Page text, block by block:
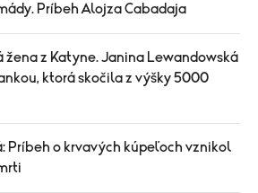
Príbeh Alojza Cabadaja
žena z Katyne. Janina Lewandowská
ktorá skočila z výšky 5000
Príbeh o krvavých kúpeľoch vznikol